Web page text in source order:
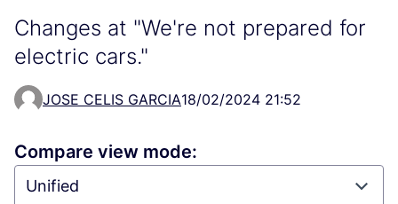
Changes at "We're not prepared for
electric cars."
JOSE CELIS GARCIA18/02/2024 21:52
Compare view mode: